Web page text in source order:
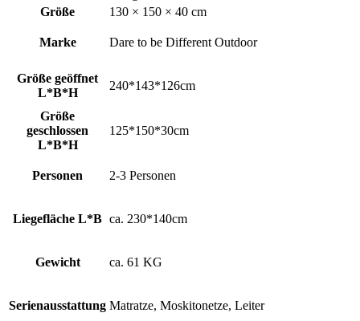
Größe
130 × 150 × 40 cm
Marke Dare to be Different Outdoor
Größe geöffnet
L*B*H
240*143*126cm
Größe
geschlossen
L*B*H
125*150*30cm
Personen 2-3 Personen
Liegefläche L*B ca. 230*140cm
Gewicht ca. 61 KG
Serienausstattung Matratze, Moskitonetze, Leiter